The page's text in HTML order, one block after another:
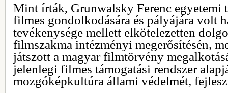
Mint írták, Grunwalsky Ferenc egyetemi
filmes gondolkodására és pályájára volt
tevékenysége mellett elkötelezetten
filmszakma intézményi megerősítésén,
játszott a magyar filmtörvény
jelenlegi filmes támogatási rendszer
mozgóképkultúra állami védelmét,